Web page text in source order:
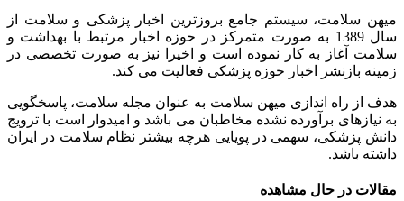
میهن سلامت، سیستم جامع بروزترین اخبار پزشکی و سلامت از
سال 1389 به صورت متمرکز در حوزه اخبار مرتبط با بهداشت و
سلامت آغاز به کار نموده است و اخیرا نیز به صورت تخصصی در
زمینه بازنشر اخبار حوزه پزشکی فعالیت می کند.
هدف از راه اندازی میهن سلامت به عنوان مجله سلامت، پاسخگویی
به نیازهای برآورده نشده مخاطبان می باشد و امیدوار است با ترویج
دانش پزشکی، سهمی در پویایی هرچه بیشتر نظام سلامت در ایران
داشته باشد.
مقالات در حال مشاهده